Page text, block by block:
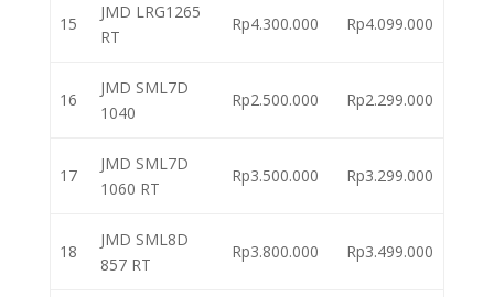
15
JMD LRG1265
RT
Rp4.300.000 Rp4.099.000
16
JMD SML7D
1040
Rp2.500.000 Rp2.299.000
17
JMD SML7D
1060 RT
Rp3.500.000 Rp3.299.000
18
JMD SML8D
857 RT
Rp3.800.000 Rp3.499.000